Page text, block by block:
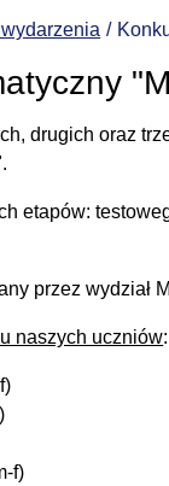
drugich oraz
etapów:
przez wydział
naszych uczniów:
f)